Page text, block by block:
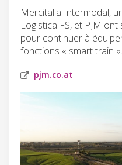
Mercitalia Intermodal,
Logistica FS, et PJM
pour continuer à
fonctions « smart train ».
pjm.co.at